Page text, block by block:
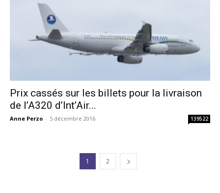
Prix cassés sur les billets pour la livraison
de l’A320 d’Int’Air...
Anne Perzo - 5 décembre 2016 139522
1 2